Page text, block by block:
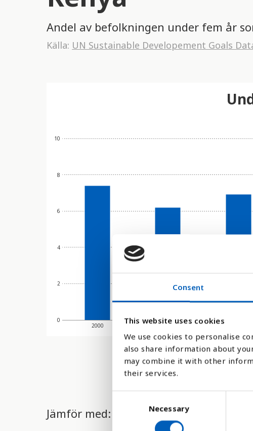
Consent
This website uses cookies
We use cookies to personalise
also share information about
may combine it with other
their services.
Necessary
Andel av befolkningen under fem år
Källa: UN Sustainable Developement Goals
0
2
4
6
8
10
2000 2003
Jämför med: